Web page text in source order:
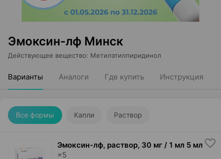
Эмоксин-лф Минск
Действующее вещество: Метилэтилпиридинол
Варианты Аналоги Где купить Инструкция
Все формы Капли Раствор
Эмоксин-лф, раствор, 30 мг / 1 мл 5 мл
×5